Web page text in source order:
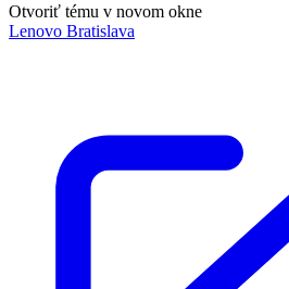
Otvoriť tému v novom okne
Lenovo Bratislava